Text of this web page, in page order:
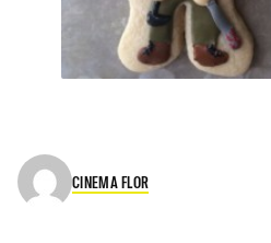
CINEMA FLOR